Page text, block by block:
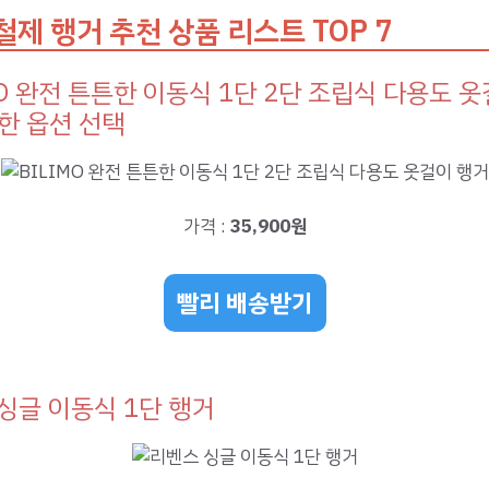
제 행거 추천 상품 리스트 TOP 7
전 튼튼한 이동식 1단 2단 조립식 다용도 옷
옵션 선택
가격 : 35,900원
빨리 배송받기
글 이동식 1단 행거